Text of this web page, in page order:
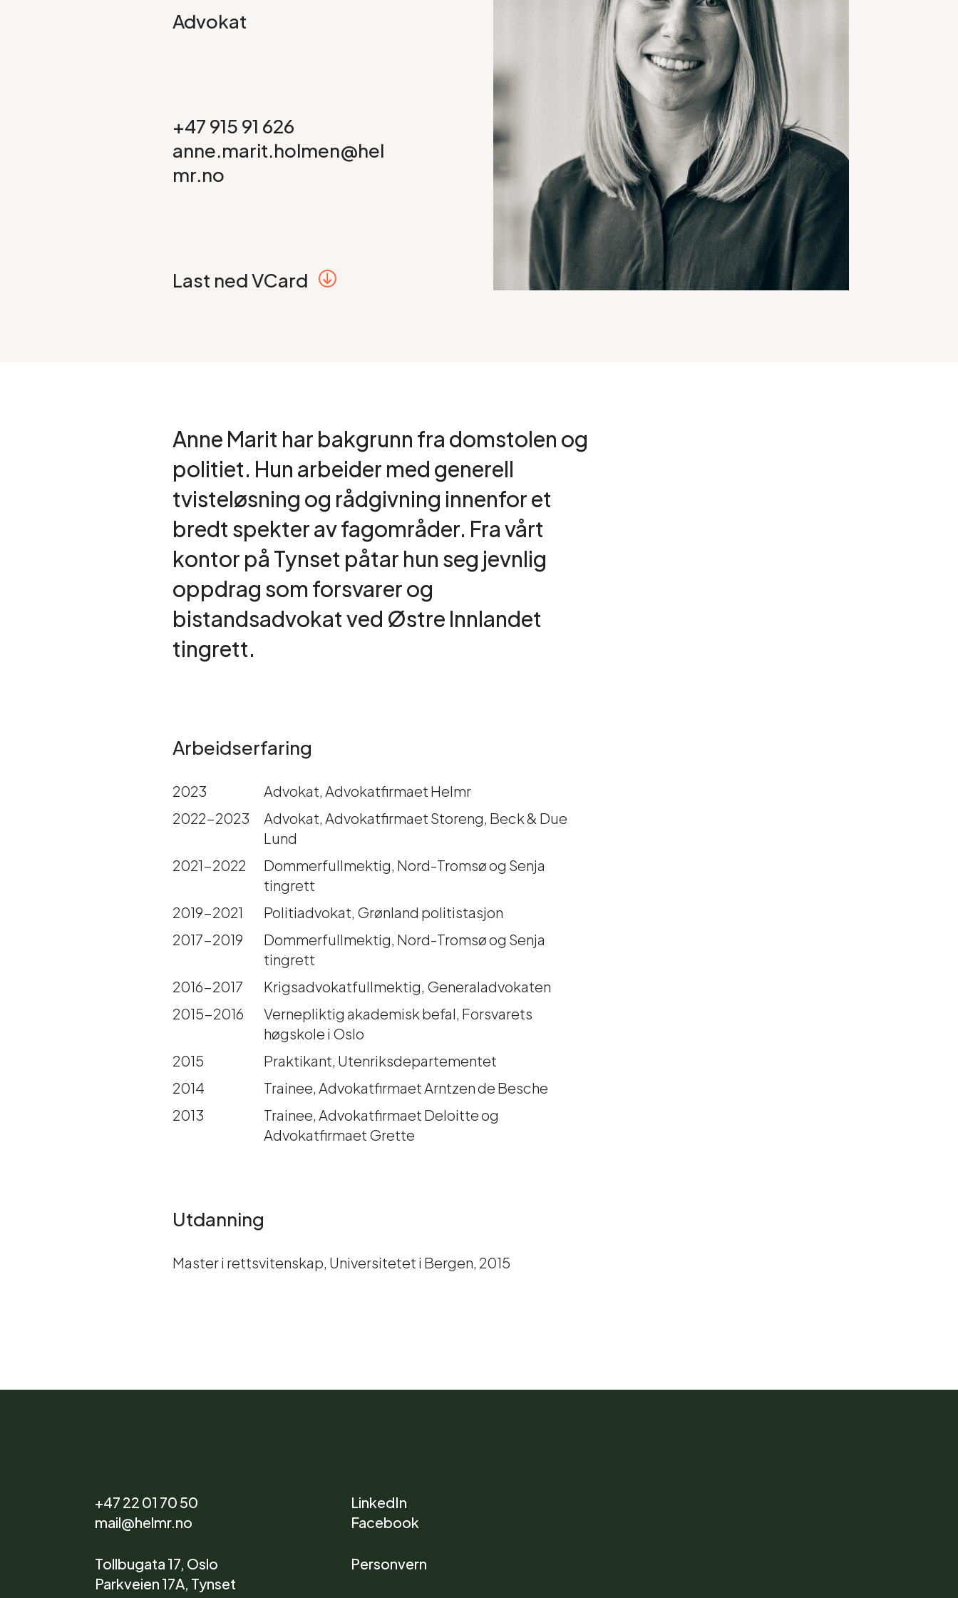
Advokat
+47 915 91 626
anne.marit.holmen@hel
mr.no
Last ned VCard
Anne Marit har bakgrunn fra domstolen og
politiet. Hun arbeider med generell
tvisteløsning og rådgivning innenfor et
bredt spekter av fagområder. Fra vårt
kontor på Tynset påtar hun seg jevnlig
oppdrag som forsvarer og
bistandsadvokat ved Østre Innlandet
tingrett.
Arbeidserfaring
2023
Advokat, Advokatfirmaet Helmr
2022-2023
Advokat, Advokatfirmaet Storeng, Beck & Due
Lund
2021-2022
Dommerfullmektig, Nord-Tromsø og Senja
tingrett
2019-2021
Politiadvokat, Grønland politistasjon
2017-2019
Dommerfullmektig, Nord-Tromsø og Senja
tingrett
2016-2017
Krigsadvokatfullmektig, Generaladvokaten
2015-2016
Vernepliktig akademisk befal, Forsvarets
høgskole i Oslo
2015
Praktikant, Utenriksdepartementet
2014
Trainee, Advokatfirmaet Arntzen de Besche
2013
Trainee, Advokatfirmaet Deloitte og
Advokatfirmaet Grette
Utdanning
Master i rettsvitenskap, Universitetet i Bergen, 2015
+47 22 01 70 50
mail@helmr.no
Tollbugata 17, Oslo
Parkveien 17A, Tynset
LinkedIn
Facebook
Personvern